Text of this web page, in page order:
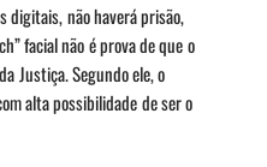
digitais, não haverá prisão,
facial não é prova de que o
Justiça. Segundo ele, o
alta possibilidade de ser o